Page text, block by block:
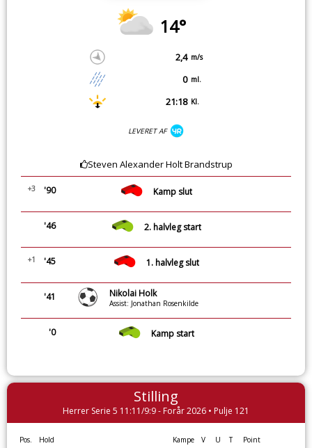
14°
2,4 m/s
0 ml.
21:18 Kl.
LEVERET AF
Steven Alexander Holt Brandstrup
'90
+3 Kamp slut
'46 2. halvleg start
'45
+1 1. halvleg slut
'41 Nikolai Holk
Assist: Jonathan Rosenkilde
'0 Kamp start
Stilling
Herrer Serie 5 11:11/9:9 - Forår 2026 • Pulje 121
Pos. Hold Kampe V U T Point